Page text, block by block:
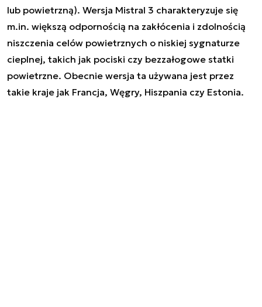
lub powietrzną). Wersja Mistral 3 charakteryzuje się
m.in. większą odpornością na zakłócenia i zdolnością
niszczenia celów powietrznych o niskiej sygnaturze
cieplnej, takich jak pociski czy bezzałogowe statki
powietrzne. Obecnie wersja ta używana jest przez
takie kraje jak Francja, Węgry, Hiszpania czy Estonia.